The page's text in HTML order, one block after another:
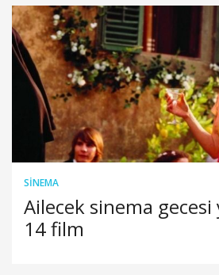
SINEMA
Ailecek sinema
14 film